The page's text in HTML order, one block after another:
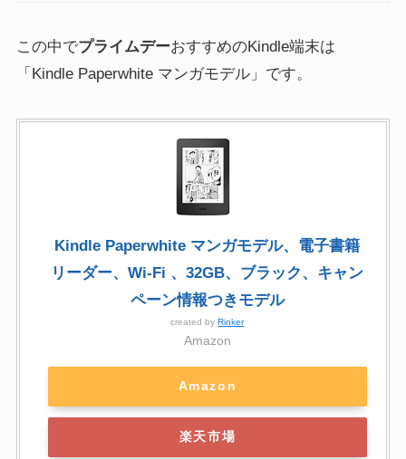
この中でプライムデーおすすめのKindle端末は
「Kindle Paperwhite マンガモデル」 です。
Kindle Paperwhite マンガモデル、電子書籍
リーダー、Wi-Fi 、32GB、ブラック、キャン
ペーン情報つきモデル
created byRinker
Amazon
Amazon
楽天市場